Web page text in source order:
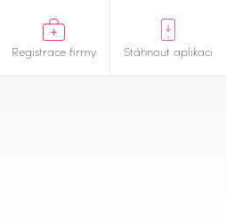
Registrace firmy Stáhnout aplikaci